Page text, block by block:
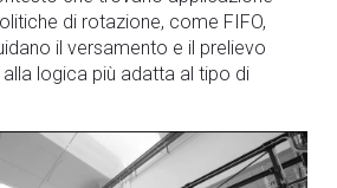
di rotazione, come FIFO,
il versamento e il prelievo
logica più adatta al tipo di